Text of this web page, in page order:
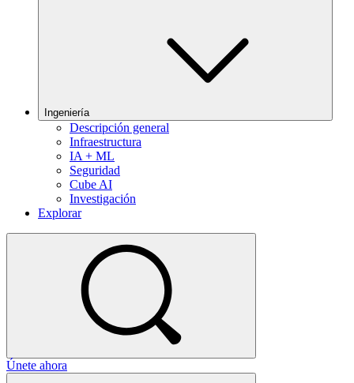
Ingeniería
Descripción general
Infraestructura
IA + ML
Seguridad
Cube AI
Investigación
Explorar
Únete ahora